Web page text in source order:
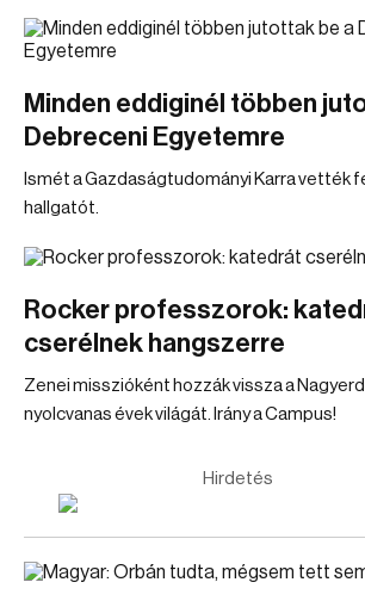
Minden eddiginél többen
Debreceni Egyetemre
Ismét a Gazdaságtudományi Karra vették
hallgatót.
Rocker professzorok:
cserélnek hangszerre
Zenei misszióként hozzák vissza a
nyolcvanas évek világát. Irány a Campus!
Hirdetés